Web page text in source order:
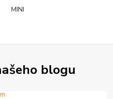
blogu